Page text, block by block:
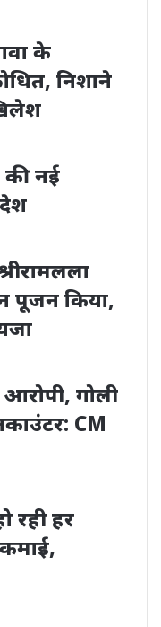
के
निशाने
की नई
पूजन किया,
गोली
CM
रही हर